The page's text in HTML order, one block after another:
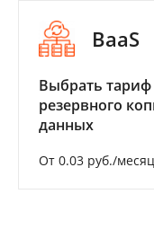
BaaS
Выбрать тариф
резервного
данных
От 0.03 руб./месяц